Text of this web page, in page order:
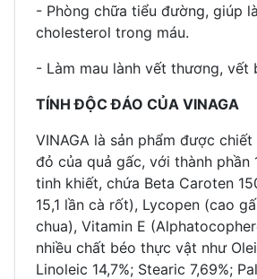
- Phòng chữa tiểu đường, giúp
cholesterol trong máu.
- Làm mau lành vết thương, vết
TÍNH ĐỘC ĐÁO CỦA VINAGA
VINAGA là sản phẩm được
đỏ của quả gấc, với thành phần
tinh khiết, chứa Beta Caroten
15,1 lần cà rốt), Lycopen (cao
chua), Vitamin E
nhiều chất béo thực vật như
Linoleic 14,7%; Stearic 7,69%;